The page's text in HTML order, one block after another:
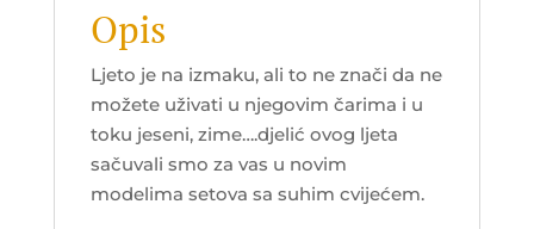
Opis
Ljeto je na izmaku, ali to ne znači da ne
možete uživati u njegovim čarima i u
toku jeseni, zime….djelić ovog ljeta
sačuvali smo za vas u novim
modelima setova sa suhim cvijećem.